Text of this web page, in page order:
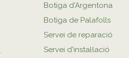
Botiga d'Argentona
Botiga de Palafolls
Servei de reparació
Servei d'instal·lació